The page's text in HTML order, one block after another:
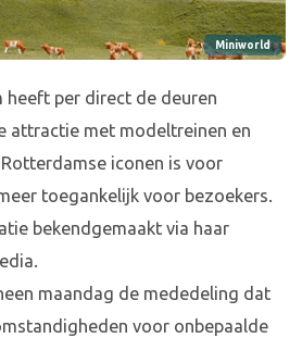
Miniworld
per direct de deuren
attractie met modeltreinen en
iconen is voor
toegankelijk voor bezoekers.
bekendgemaakt via haar
maandag de mededeling dat
voor onbepaalde